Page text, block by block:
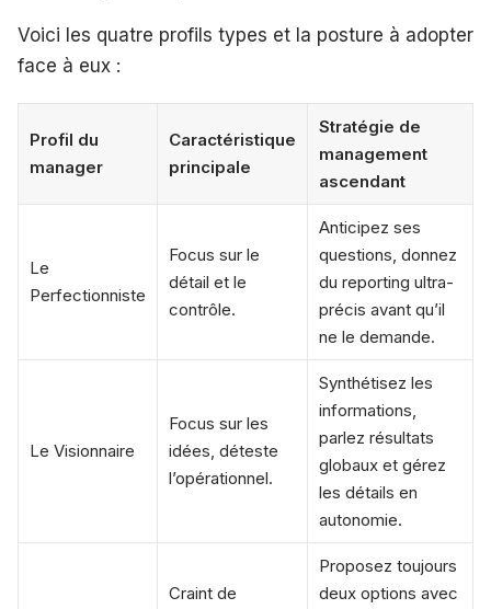
Voici les quatre profils types et la posture à adopter
face à eux :
Profil du
manager
Caractéristique
principale
Stratégie de
management
ascendant
Le
Perfectionniste
Focus sur le
détail et le
contrôle.
Anticipez ses
questions, donnez
du reporting ultra-
précis avant qu’il
ne le demande.
Le Visionnaire
Focus sur les
idées, déteste
l’opérationnel.
Synthétisez les
informations,
parlez résultats
globaux et gérez
les détails en
autonomie.
Craint de
Proposez toujours
deux options avec